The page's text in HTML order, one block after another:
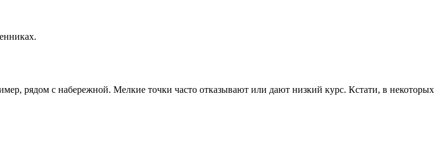
рядом с набережной. Мелкие точки часто отказывают или дают низкий курс. Кстати, в некоторых